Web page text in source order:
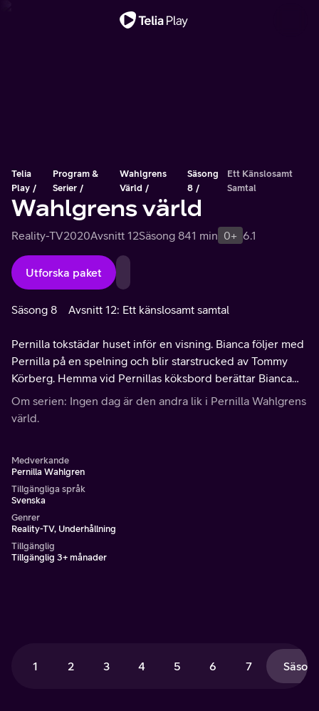
Telia
Play
Program &
Serier
Wahlgrens
Värld
Säsong
8
Ett Känslosamt
Samtal
Wahlgrens värld
Reality-TV2020Avsnitt 12Säsong 841 min 0+ 6.1
Utforska paket
Säsong 8 Avsnitt 12: Ett känslosamt samtal
Pernilla tokstädar huset inför en visning. Bianca följer med
Pernilla på en spelning och blir starstrucked av Tommy
Körberg. Hemma vid Pernillas köksbord berättar Bianca
något tung och livsomvälvande. Det blir ett känslosamt
samtal.
Om serien: Ingen dag är den andra lik i Pernilla Wahlgrens
värld.
Medverkande
Pernilla Wahlgren
Tillgängliga språk
Svenska
Genrer
Reality-TV, Underhållning
Tillgänglig
Tillgänglig 3+ månader
1 2 3 4 5 6 7